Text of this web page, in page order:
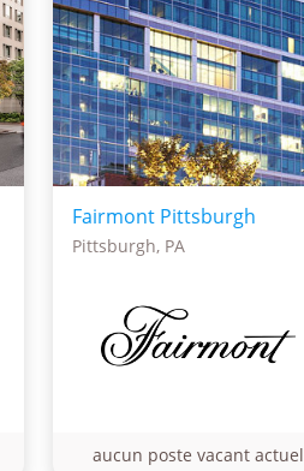
Fairmont Pittsburgh
Pittsburgh, PA
aucun poste vacant actuel